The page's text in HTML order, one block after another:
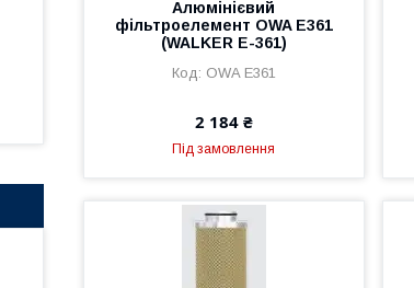
Алюмінієвий
фільтроелемент OWA E361
(WALKER E-361)
OWA E361
2 184 ₴
Під замовлення